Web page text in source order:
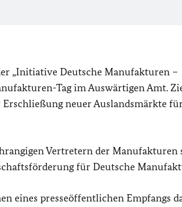
„Initiative Deutsche Manufakturen –
Tag im Auswärtigen Amt.
neuer Auslandsmärkte
Vertretern der Manufakturen
für Deutsche
eines presseöffentlichen Empfangs